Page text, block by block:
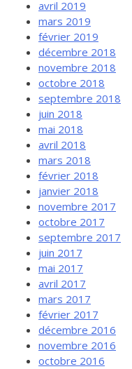
avril 2019
mars 2019
février 2019
décembre 2018
novembre 2018
octobre 2018
septembre 2018
juin 2018
mai 2018
avril 2018
mars 2018
février 2018
janvier 2018
novembre 2017
octobre 2017
septembre 2017
juin 2017
mai 2017
avril 2017
mars 2017
février 2017
décembre 2016
novembre 2016
octobre 2016